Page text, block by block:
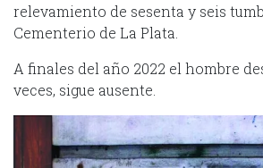
relevamiento de sesenta y seis
Cementerio de La Plata.
A finales del año 2022 el hombre
veces, sigue ausente.